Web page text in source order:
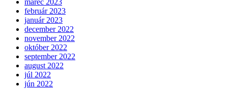
február 2023
január 2023
december 2022
november 2022
október 2022
september 2022
august 2022
júl 2022
jún 2022